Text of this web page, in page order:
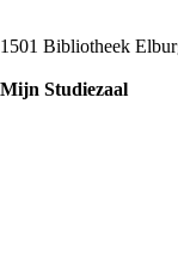
1501 Bibliotheek
Mijn Studiezaal